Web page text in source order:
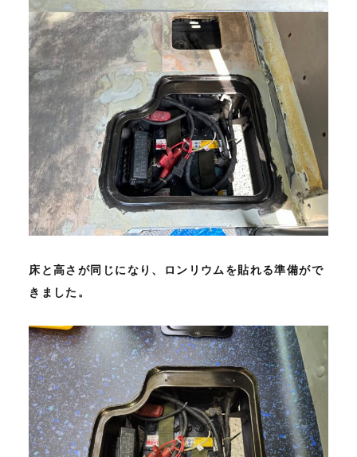
床と高さが同じになり、ロンリウムを貼れる準備がで
きました。